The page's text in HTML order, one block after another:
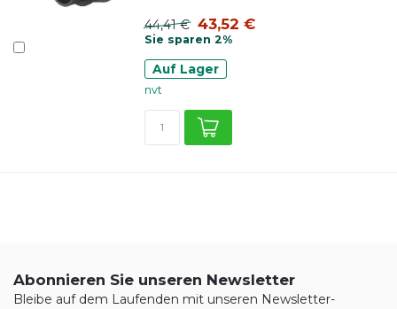
44,41 € 43,52 €
Sie sparen 2%
Auf Lager
nvt
Abonnieren Sie unseren Newsletter
Bleibe auf dem Laufenden mit unseren Newsletter-